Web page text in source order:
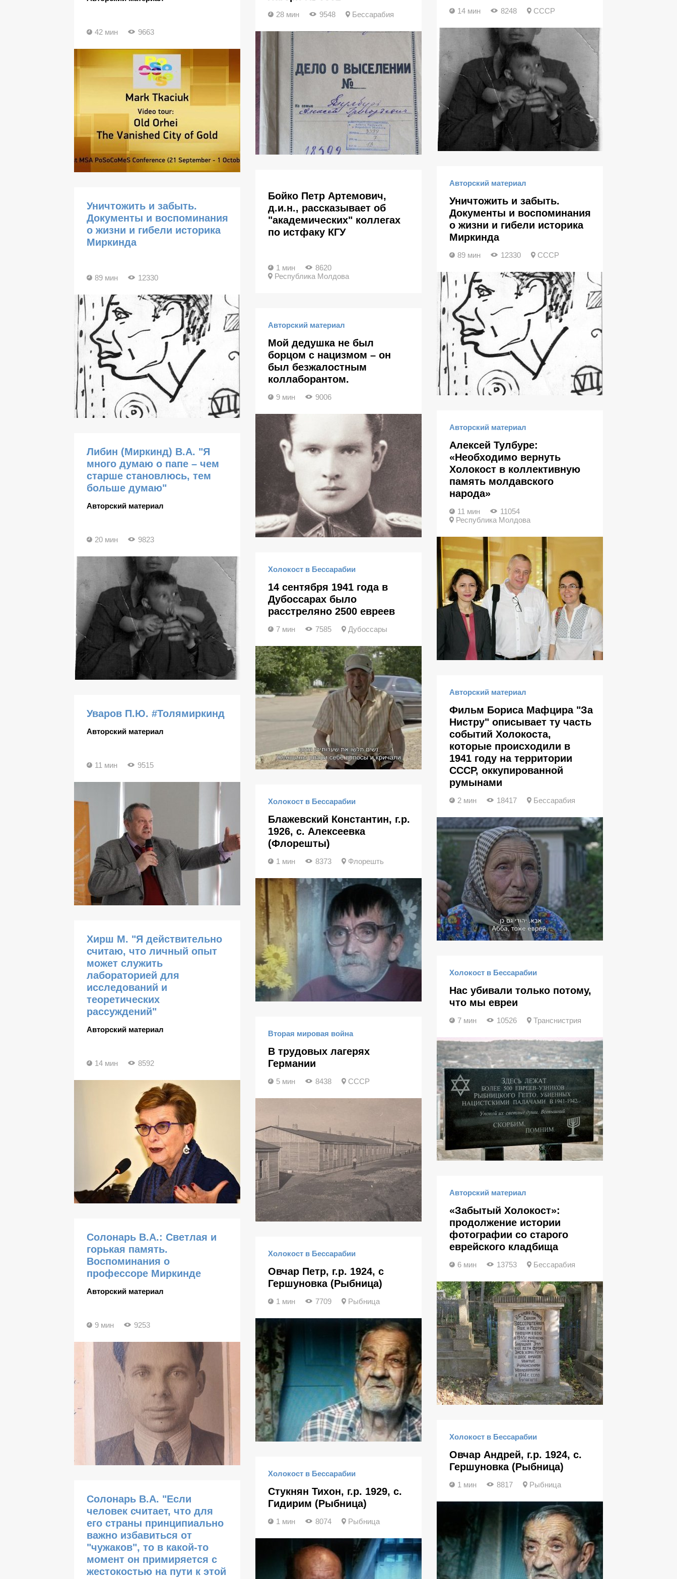
42 мин 9663
Уничтожить и забыть.
Документы и воспоминания
о жизни и гибели историка
Миркинда
89 мин 12330
Либин (Миркинд) В.А. "Я
много думаю о папе – чем
старше становлюсь, тем
больше думаю"
Авторский материал
20 мин 9823
Уваров П.Ю. #Толямиркинд
Авторский материал
11 мин 9515
Хирш М. "Я действительно
считаю, что личный опыт
может служить
лабораторией для
исследований и
теоретических
рассуждений"
Авторский материал
14 мин 8592
Солонарь В.А.: Светлая и
горькая память.
Воспоминания о
профессоре Миркинде
Авторский материал
9 мин 9253
Солонарь В.А. "Если
человек считает, что для
его страны принципиально
важно избавиться от
"чужаков", то в какой-то
момент он примиряется с
жестокостью на пути к этой
28 мин 9548 Бессарабия 14 мин 8248 СССР
Авторский материал
Уничтожить и забыть.
Документы и воспоминания
о жизни и гибели историка
Миркинда
89 мин 12330 СССР
Бойко Петр Артемович,
д.и.н., рассказывает об
"академических" коллегах
по истфаку КГУ
1 мин
8620
Республика Молдова
Авторский материал
Мой дедушка не был
борцом с нацизмом – он
был безжалостным
коллаборантом.
9 мин 9006
Авторский материал
Алексей Тулбуре:
«Необходимо вернуть
Холокост в коллективную
память молдавского
народа»
11 мин
11054
Республика Молдова
Холокост в Бессарабии
14 сентября 1941 года в
Дубоссарах было
расстреляно 2500 евреев
7 мин 7585 Дубоссары
Авторский материал
Фильм Бориса Мафцира "За
Нистру" описывает ту часть
событий Холокоста,
которые происходили в
1941 году на территории
СССР, оккупированной
румынами
2 мин 18417 Бессарабия
Холокост в Бессарабии
Блажевский Константин, г.р.
1926, с. Алексеевка
(Флорешты)
1 мин 8373 Флорешть
Холокост в Бессарабии
Нас убивали только потому,
что мы евреи
7 мин 10526
Транснистрия
Вторая мировая война
В трудовых лагерях
Германии
5 мин 8438 СССР
Авторский материал
«Забытый Холокост»:
продолжение истории
фотографии со старого
еврейского кладбища
6 мин 13753 Бессарабия
Холокост в Бессарабии
Овчар Петр, г.р. 1924, с
Гершуновка (Рыбница)
1 мин 7709 Рыбница
Холокост в Бессарабии
Овчар Андрей, г.р. 1924, с.
Гершуновка (Рыбница)
1 мин 8817 Рыбница
Холокост в Бессарабии
Стукнян Тихон, г.р. 1929, с.
Гидирим (Рыбница)
1 мин 8074 Рыбница